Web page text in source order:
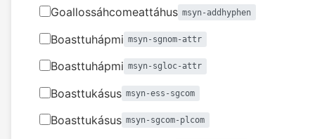
Goallossáhcomeattáhus msyn-addhyphen
Boasttuhápmi msyn-sgnom-attr
Boasttuhápmi msyn-sgloc-attr
Boasttukásus msyn-ess-sgcom
Boasttukásus msyn-sgcom-plcom